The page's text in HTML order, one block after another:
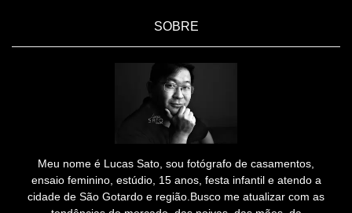
SOBRE
Meu nome é Lucas Sato, sou fotógrafo de casamentos,
ensaio feminino, estúdio, 15 anos, festa infantil e atendo a
cidade de São Gotardo e região.Busco me atualizar com as